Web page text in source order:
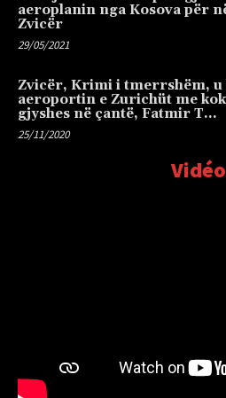
aeroplanin nga Kosova për
Zvicër
29/05/2021
Zvicër, Krimi i tmerrshëm, u
aeroportin e Zurichüt me
gjyshes në çantë, Fatmir T…
25/11/2020
Vidéo